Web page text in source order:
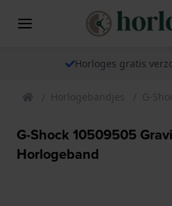
Horloges gratis
Horlogebandjes G-
G-Shock 10509505
Horlogeband